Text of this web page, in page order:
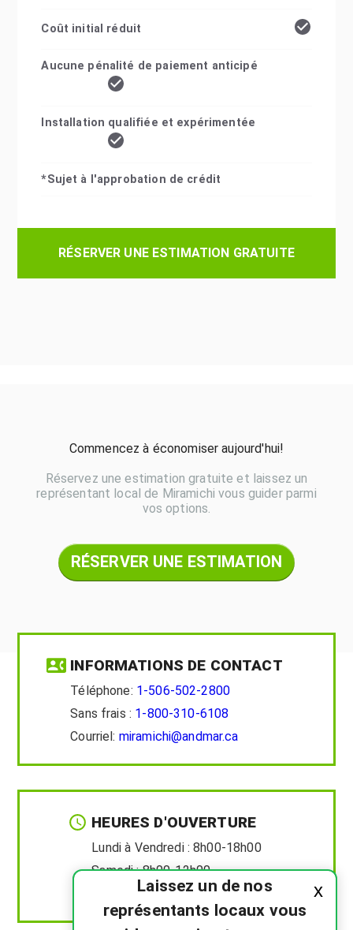
x
Laissez un de nos
représentants locaux vous
Coût initial réduit
Aucune pénalité de paiement anticipé
Installation qualifiée et expérimentée
*Sujet à l'approbation de crédit
RÉSERVER UNE ESTIMATION GRATUITE
Commencez à économiser aujourd'hui!
Réservez une estimation gratuite et laissez un
représentant local de Miramichi vous guider parmi
vos options.
RÉSERVER UNE ESTIMATION
INFORMATIONS DE CONTACT
Téléphone: 1-506-502-2800
Sans frais : 1-800-310-6108
Courriel: miramichi@andmar.ca
HEURES D'OUVERTURE
Lundi à Vendredi :8h00-18h00
Samedi :8h00-12h00
Dimanche :Fermé